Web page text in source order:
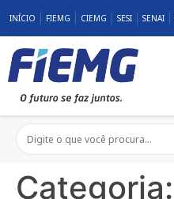
INÍCIO FIEMG CIEMG SESI SENAI
Categoria: